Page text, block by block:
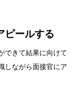
ピールする
できて結果に向けて
しながら面接官にア